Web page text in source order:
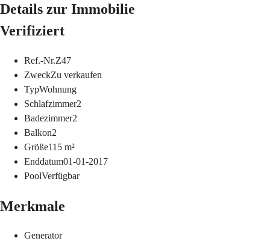
Details zur Immobilie
Verifiziert
Ref.-Nr.Z47
ZweckZu verkaufen
TypWohnung
Schlafzimmer2
Badezimmer2
Balkon2
Größe115 m²
Enddatum01-01-2017
PoolVerfügbar
Merkmale
Generator